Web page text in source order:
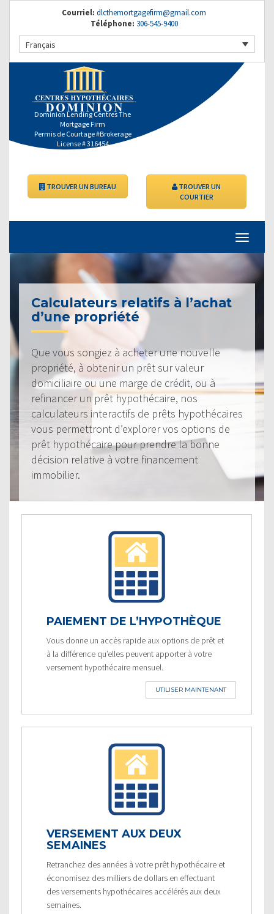
Courriel: dlcthemortgagefirm@gmail.com
Téléphone: 306-545-9400
Français
Dominion Lending Centres The
Mortgage Firm
Permis de Courtage #Brokerage
License # 316454
TROUVER UN BUREAU
TROUVER UN
COURTIER
Calculateurs relatifs à l’achat
d’une propriété
Que vous songiez à acheter une nouvelle
propriété, à obtenir un prêt sur valeur
domiciliaire ou une marge de crédit, ou à
refinancer un prêt hypothécaire, nos
calculateurs interactifs de prêts hypothécaires
vous permettront d’explorer vos options de
prêt hypothécaire pour prendre la bonne
décision relative à votre financement
immobilier.
PAIEMENT DE L’HYPOTHÈQUE
Vous donne un accès rapide aux options de prêt et
à la différence qu’elles peuvent apporter à votre
versement hypothécaire mensuel.
UTILISER MAINTENANT
VERSEMENT AUX DEUX
SEMAINES
Retranchez des années à votre prêt hypothécaire et
économisez des milliers de dollars en effectuant
des versements hypothécaires accélérés aux deux
semaines.